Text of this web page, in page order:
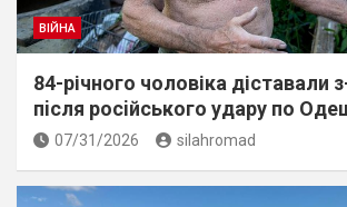
ВІЙНА
84-річного чоловіка діставали
пiсля росiйського удару по
07/31/2026 silahromad